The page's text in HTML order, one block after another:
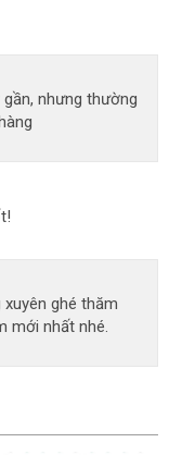
nhưng thường
ghé thăm
mới nhất nhé.